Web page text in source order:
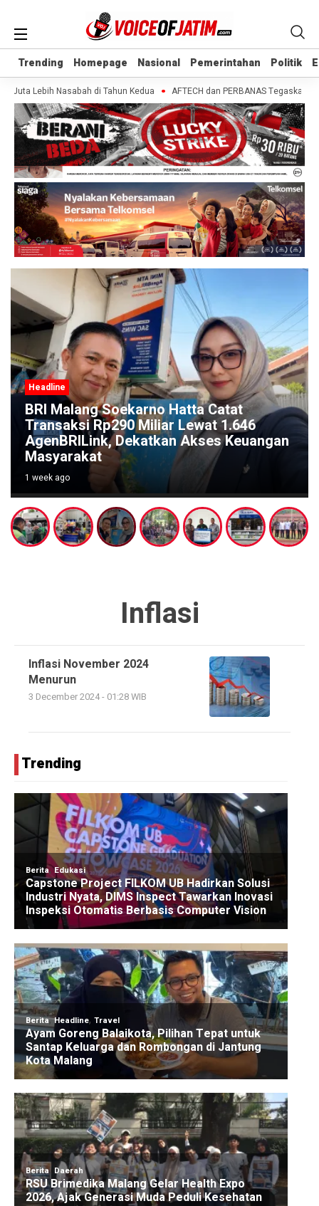
Trending Homepage Nasional Pemerintahan Politik
Trending Homepage Nasional Pemerintahan Politik
Lebih Nasabah di Tahun Kedua AFTECH dan PERBANAS Tegaskan
Headline
BRI Malang Soekarno Hatta Catat
Transaksi Rp290 Miliar Lewat 1.646
AgenBRILink, Dekatkan Akses Keuangan
Masyarakat
1 week ago
Inflasi
Inflasi November 2024
Menurun
3 December 2024 - 01:28 WIB
Trending